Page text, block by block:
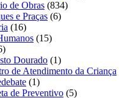
de Obras (834)
e Praças (6)
(16)
(15)
Dourado (1)
de Atendimento da Criança
(1)
de Preventivo (5)